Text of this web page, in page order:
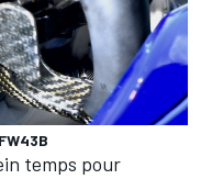
temps pour